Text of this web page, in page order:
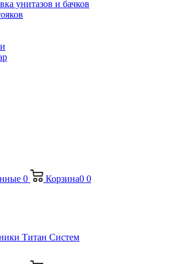
унитазов и бачков
0 Корзина0 0